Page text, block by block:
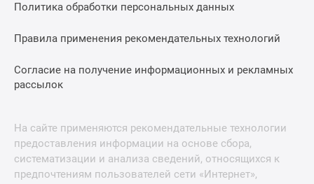
Политика обработки персональных данных
Правила применения рекомендательных технологий
Согласие на получение информационных и рекламных
рассылок
На сайте применяются рекомендательные технологии
предоставления информации на основе сбора,
систематизации и анализа сведений, относящихся к
предпочтениям пользователей сети «Интернет»,